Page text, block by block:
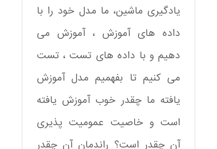
یادگیری ماشین، ما مدل خود را با
داده های آموزش ، آموزش می
دهیم و با داده های تست ، تست
می کنیم تا بفهمیم مدل آموزش
یافته ما چقدر خوب آموزش یافته
است و خاصیت عمومیت پذیری
آن چقدر است؟ راندمان آن چقدر